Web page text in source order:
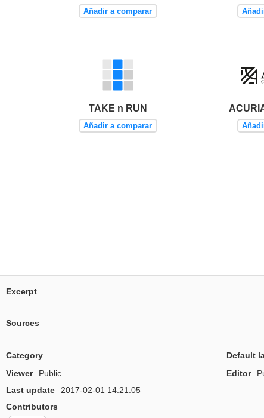
Añadir a comparar
TAKE n RUN
Añadir a comparar
Excerpt
Sources
Category Default
Viewer
Public Editor
Last update
2017-02-01 14:21:05
Contributors